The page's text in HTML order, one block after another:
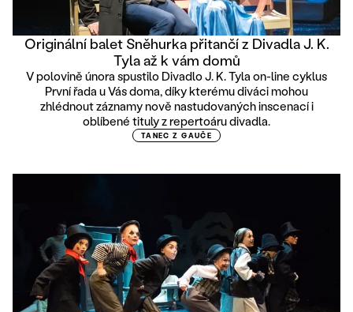
Originální balet Sněhurka přitančí z Divadla J. K.
Tyla až k vám domů
V polovině února spustilo Divadlo J. K. Tyla on-line cyklus
První řada u Vás doma, díky kterému diváci mohou
zhlédnout záznamy nově nastudovaných inscenací i
oblíbené tituly z repertoáru divadla.
TANEC Z GAUČE